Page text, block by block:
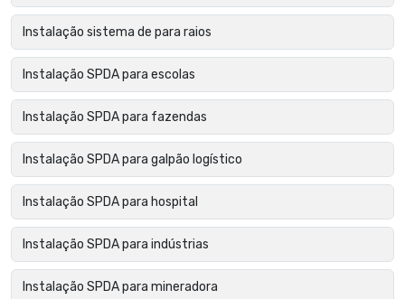
Instalação sistema de para raios
Instalação SPDA para escolas
Instalação SPDA para fazendas
Instalação SPDA para galpão logístico
Instalação SPDA para hospital
Instalação SPDA para indústrias
Instalação SPDA para mineradora